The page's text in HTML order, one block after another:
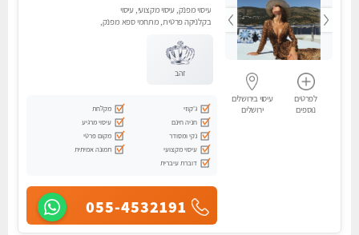
לפרטים
נוספים
עיסוי בירושלים
ירושלים
עיסוי מפנק, עיסוי מקצועי, עיסוי
בקלניקה פרטית, מתחמי ספא מפנק,
זהב
ג'קוזי
מקלחת
חניה חינם
עיסוי מרגיע
נקי ומסודר
מקום פרטי
עיסוי מקצועי
תמונה אמיתית
דוברת עיברית
055-4532191